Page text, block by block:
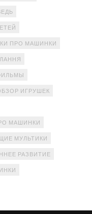
ПРО МАШИНКИ
ИГРУШЕК
МАШИНКИ
МУЛЬТИКИ
РАЗВИТИЕ